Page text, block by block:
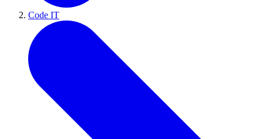
Code IT